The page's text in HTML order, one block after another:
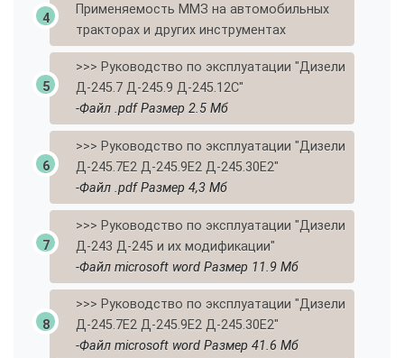
Применяемость ММЗ на автомобильных
тракторах и других инструментах
>>> Руководство по эксплуатации "Дизели
Д-245.7 Д-245.9 Д-245.12С"
-Файл .pdf Размер 2.5 Мб
>>> Руководство по эксплуатации "Дизели
Д-245.7Е2 Д-245.9Е2 Д-245.30Е2"
-Файл .pdf Размер 4,3 Мб
>>> Руководство по эксплуатации "Дизели
Д-243 Д-245 и их модификации"
-Файл microsoft word Размер 11.9 Мб
>>> Руководство по эксплуатации "Дизели
Д-245.7Е2 Д-245.9Е2 Д-245.30Е2"
-Файл microsoft word Размер 41.6 Мб